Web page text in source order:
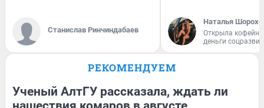
Станислав Ринчиндабаев
Наталья
Открыла
деньги
РЕКОМЕНДУЕМ
Ученый АлтГУ рассказала, ждать ли